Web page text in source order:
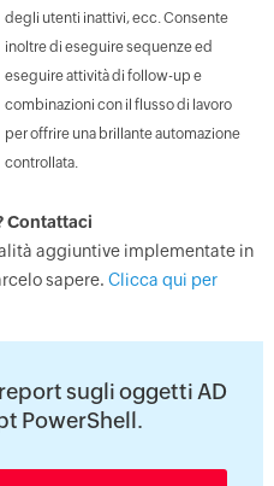
degli utenti inattivi, ecc. Consente
inoltre di eseguire sequenze ed
eseguire attività di follow-up e
combinazioni con il flusso di lavoro
per offrire una brillante automazione
controllata.
Contattaci
aggiuntive implementate in
sapere. Clicca qui per
sugli oggetti AD
PowerShell.